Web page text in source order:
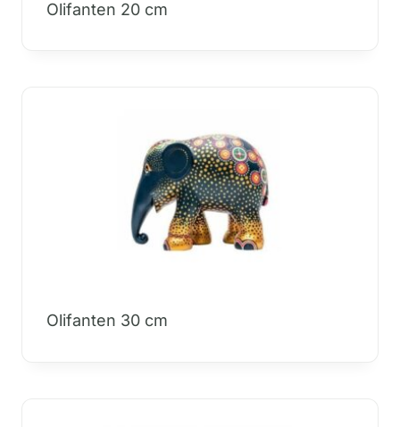
Olifanten 20 cm
Olifanten 30 cm